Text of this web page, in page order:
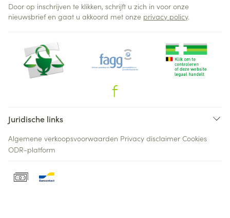
Door op inschrijven te klikken, schrijft u zich in voor onze
nieuwsbrief en gaat u akkoord met onze privacy policy.
Juridische links
Algemene verkoopsvoorwaarden Privacy disclaimer Cookies
ODR-platform